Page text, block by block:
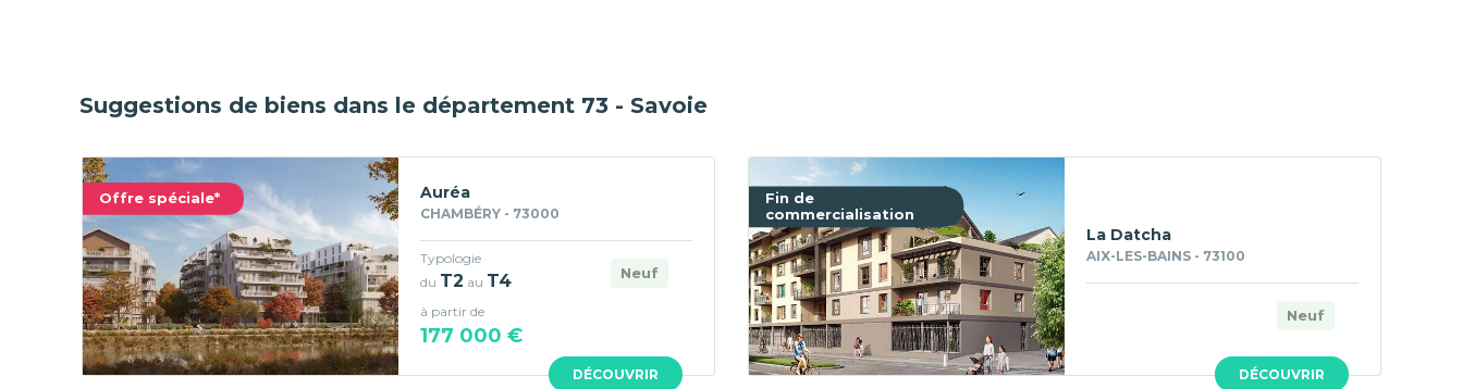
Suggestions de biens dans le département 73 - Savoie
Offre spéciale*
DÉCOUVRIR
Auréa
CHAMBÉRY - 73000
Neuf
Typologie
du T2 au T4
à partir de
177 000 €
Fin de
commercialisation
DÉCOUVRIR
La Datcha
AIX-LES-BAINS - 73100
Neuf